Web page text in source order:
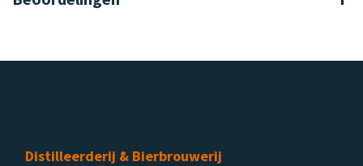
Distilleerderij & Bierbrouwerij